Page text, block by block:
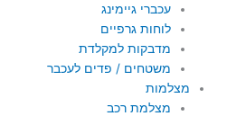
עכברי גיימינג
לוחות גרפיים
מדבקות למקלדת
משטחים / פדים לעכבר
מצלמות
מצלמת רכב